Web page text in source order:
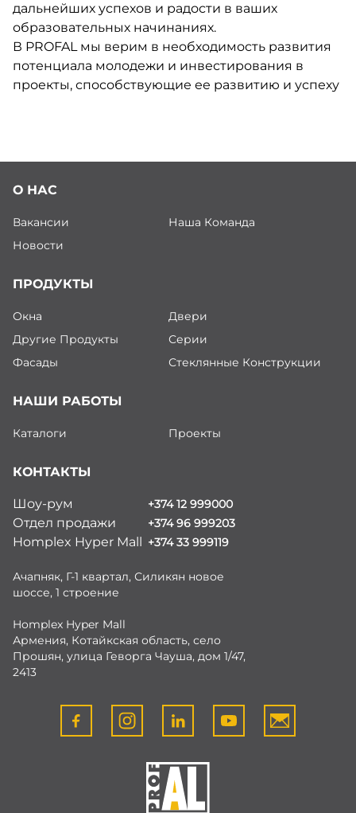
дальнейших успехов и радости в ваших
образовательных начинаниях.
В PROFAL мы верим в необходимость развития
потенциала молодежи и инвестирования в
проекты, способствующие ее развитию и успеху
О НАС
Вакансии
Наша Команда
Новости
ПРОДУКТЫ
Окна
Двери
Другие Продукты
Серии
Фасады
Стеклянные Конструкции
НАШИ РАБОТЫ
Каталоги Проекты
КОНТАКТЫ
Шоу-рум +374 12 999000
Отдел продажи +374 96 999203
Homplex Hyper Mall +374 33 999119
Ачапняк, Г-1 квартал, Силикян новое
шоссе, 1 строение
Homplex Hyper Mall
Армения, Котайкская область, село
Прошян, улица Геворга Чауша, дом 1/47,
2413